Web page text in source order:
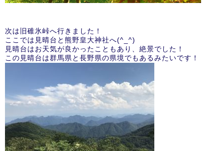
次は旧碓氷峠へ行きました！
ここでは見晴台と熊野皇大神社へ(^_^)
見晴台はお天気が良かったこともあり、絶景でした！
この見晴台は群馬県と長野県の県境でもあるみたいです！